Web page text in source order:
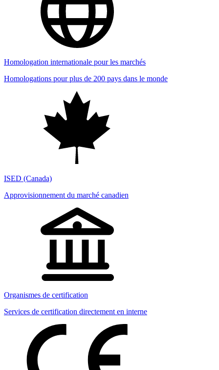
Homologation internationale pour les marchés
Homologations pour plus de 200 pays dans le monde
ISED (Canada)
Approvisionnement du marché canadien
Organismes de certification
Services de certification directement en interne